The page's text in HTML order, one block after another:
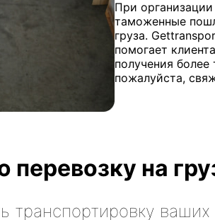
При
таможенные
груза.
помогает
получения
пожалуйста,
перевозку на
транспортировку